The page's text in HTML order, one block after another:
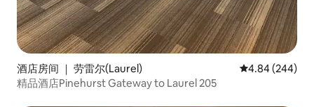
酒店房间 ｜ 劳雷尔(Laurel) 平均评分 4.84
4.84 (244)
精品酒店Pinehurst Gateway to Laurel 205